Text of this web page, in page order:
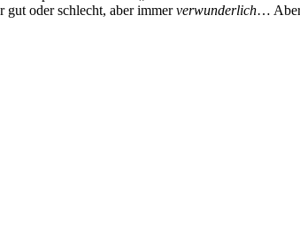
gut oder schlecht, aber immerverwunderlich… Aber